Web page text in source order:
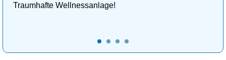
Traumhafte Wellnessanlage!